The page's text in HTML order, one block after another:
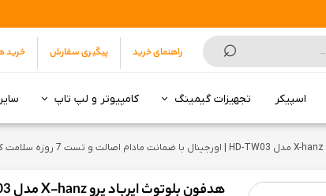
اسپیکر تجهیزات گیمینگ کامپیوتر و لپ تاپ سایر
⌕ راهنمای خرید پیگیری سفارش خرید